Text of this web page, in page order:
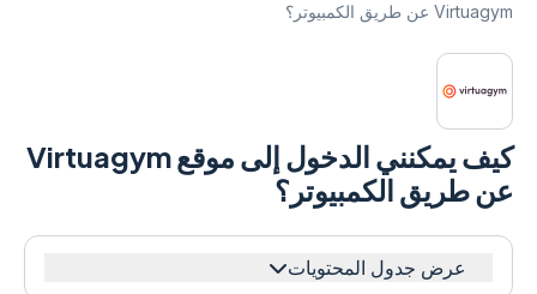
Virtuagym عن طريق الكمبيوتر؟
كيف يمكنني الدخول إلى موقع Virtuagym
عن طريق الكمبيوتر؟
عرض جدول المحتويات